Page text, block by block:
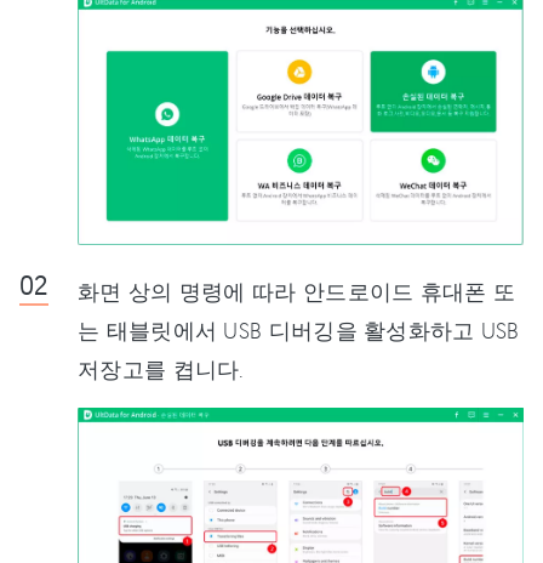
화면 상의 명령에 따라 안드로이드 휴대폰 또
는 태블릿에서 USB 디버깅을 활성화하고 USB
저장고를 켭니다.